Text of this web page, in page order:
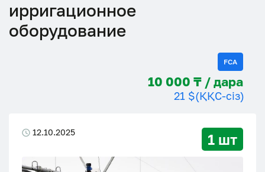
ирригационное
оборудование
FCA
10 000 ₸ / дара
21 $(ҚҚС-сіз)
12.10.2025 1 шт